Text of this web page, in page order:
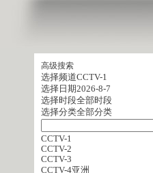
高级搜索
选择频道CCTV-1
选择日期2026-8-7
选择时段全部时段
选择分类全部分类
CCTV-1
CCTV-2
CCTV-3
CCTV-4亚洲